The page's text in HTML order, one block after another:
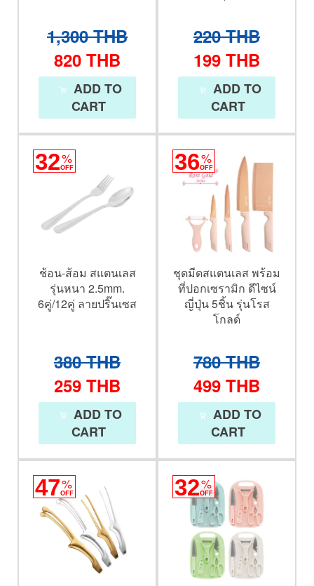
1,300 THB
820 THB
ADD TO
CART
220 THB
199 THB
ADD TO
CART
32%
OFF
ช้อน-ส้อม สแตนเลส
รุ่นหนา 2.5mm.
6คู่/12คู่ ลายปริ๊นเซส
380 THB
259 THB
ADD TO
CART
36%
OFF
ชุดมีดสแตนเลส พร้อม
ที่ปอกเซรามิก ดีไซน์
ญี่ปุ่น 5ชิ้น รุ่นโรส
โกลด์
780 THB
499 THB
ADD TO
CART
47%
OFF 32%
OFF